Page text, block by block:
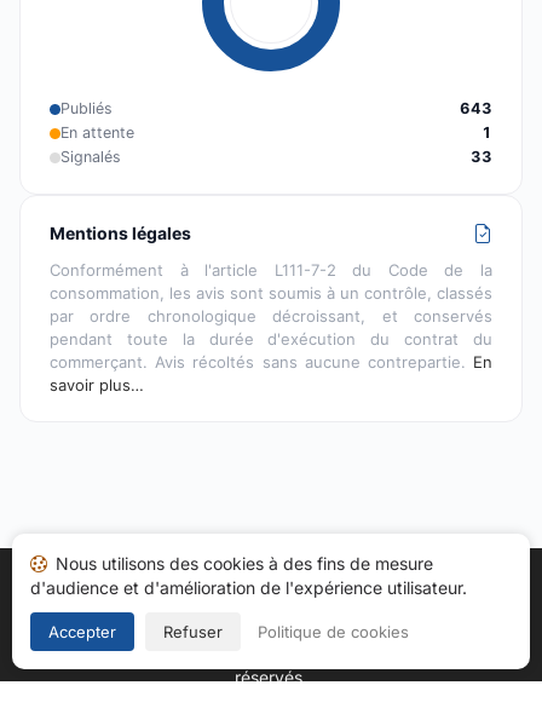
Publiés
643
En attente
1
Signalés
33
Mentions légales
Conformément à l'article L111-7-2 du Code de la
consommation, les avis sont soumis à un contrôle, classés
par ordre chronologique décroissant, et conservés
pendant toute la durée d'exécution du contrat du
commerçant. Avis récoltés sans aucune contrepartie. En
savoir plus…
Accueil Mes avis Catégories CGU
Cookies
Politique de confidentialité
Copyright © 2026
réservés.
Nous utilisons des cookies à des fins de mesure
d'audience et d'amélioration de l'expérience utilisateur.
Accepter Refuser Politique de cookies